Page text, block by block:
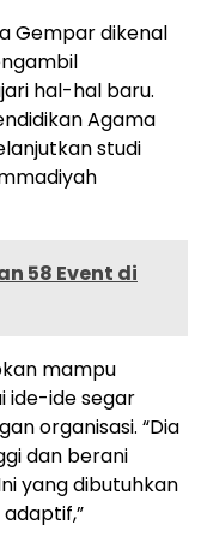
Gempar dikenal
hal-hal baru.
Agama
studi
58 Event di
mampu
ide-ide segar
organisasi. “Dia
dan berani
yang dibutuhkan